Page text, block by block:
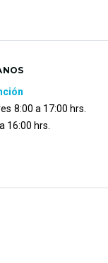
8:00 a 17:00 hrs.
16:00 hrs.